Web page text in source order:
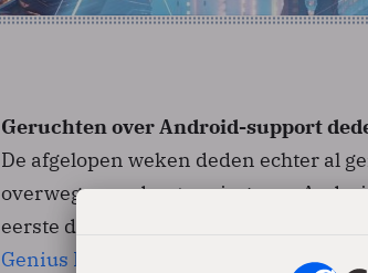
Geruchten over Android-support
De afgelopen weken deden echter al
overwegen ondersteuning voor
eerste die hiervan eind januari
Genius Report
, die beweerde over